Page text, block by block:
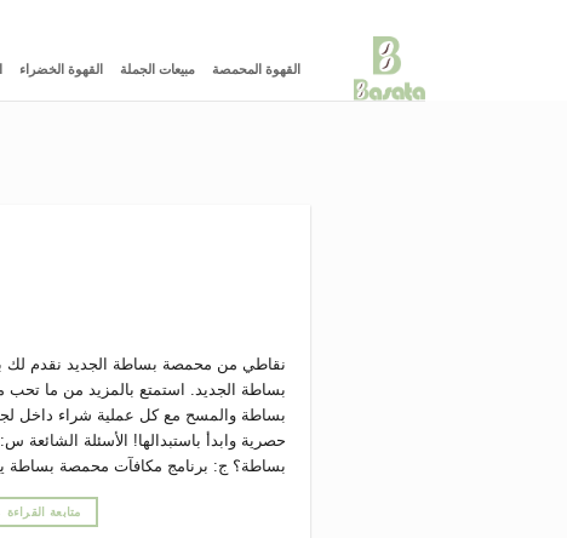
القهوة المحمصة مبيعات الجملة القهوة الخضراء
نقاطي من محمصة بساطة الجديد نقدم لك
بساطة الجديد. استمتع بالمزيد من ما
بساطة والمسح مع كل عملية شراء داخل
حصرية وابدأ باستبدالها! الأسئلة
بساطة؟ ج: برنامج مكافآت محمصة بساطة
متابعة القراءة